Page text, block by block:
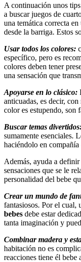
A continuación unos
a buscar juegos de
una temática correcta
desde la barriga. Estos
Usar todos los colores:
específico, pero es
colores deben tener
una sensación que
Apoyarse en lo clásico:
anticuadas, es decir,
color es estupendo, son
Buscar temas
sumamente esenciales.
haciéndolo en
Además, ayuda a
sensaciones que se le
personalidad del bebe
Crear un mundo de
fantasiosos. Por el cual,
bebes debe estar
tanta imaginación y
Combinar madera y
habitación no es
reacciones tiene él bebe